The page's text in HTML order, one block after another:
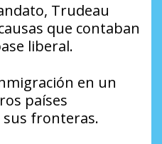
Trudeau
que contaban
liberal.
en un
países
fronteras.